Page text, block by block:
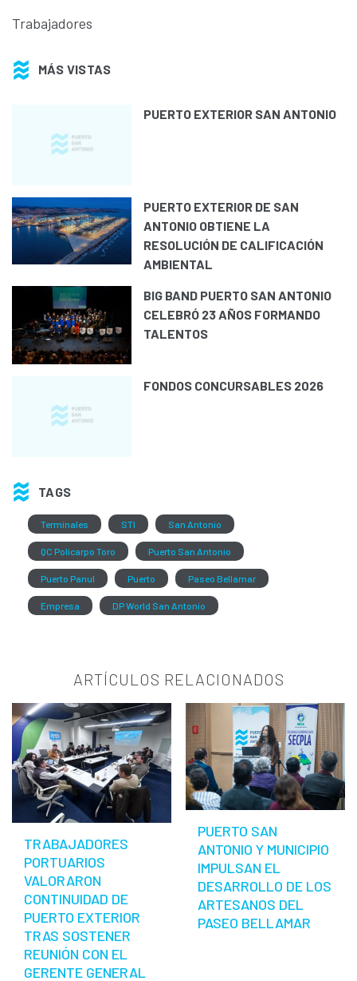
Trabajadores
MÁS VISTAS
PUERTO EXTERIOR SAN ANTONIO
PUERTO EXTERIOR DE SAN
ANTONIO OBTIENE LA
RESOLUCIÓN DE CALIFICACIÓN
AMBIENTAL
BIG BAND PUERTO SAN ANTONIO
CELEBRÓ 23 AÑOS FORMANDO
TALENTOS
FONDOS CONCURSABLES 2026
TAGS
Terminales STI San Antonio
QC Policarpo Toro Puerto San Antonio
Puerto Panul Puerto Paseo Bellamar
Empresa DP World San Antonio
ARTÍCULOS RELACIONADOS
TRABAJADORES
PORTUARIOS
VALORARON
CONTINUIDAD DE
PUERTO EXTERIOR
TRAS SOSTENER
REUNIÓN CON EL
GERENTE GENERAL
PUERTO SAN
ANTONIO Y MUNICIPIO
IMPULSAN EL
DESARROLLO DE LOS
ARTESANOS DEL
PASEO BELLAMAR